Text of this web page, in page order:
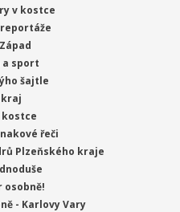
v kostce
sport
šajtle
kraj
kostce
řeči
Plzeňského kraje
osobně!
- Karlovy Vary